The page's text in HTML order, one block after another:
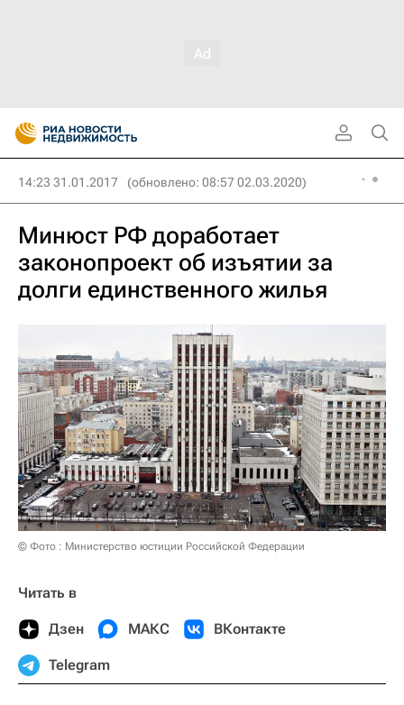
14:23 31.01.2017 (обновлено: 08:57 02.03.2020)
Минюст РФ доработает
законопроект об изъятии за
долги единственного жилья
© Фото : Министерство юстиции Российской Федерации
Читать в
Дзен МАКС ВКонтакте
Telegram